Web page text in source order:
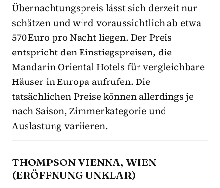
Übernachtungspreis lässt sich derzeit nur
schätzen und wird voraussichtlich ab etwa
570 Euro pro Nacht liegen. Der Preis
entspricht den Einstiegspreisen, die
Mandarin Oriental Hotels für vergleichbare
Häuser in Europa aufrufen. Die
tatsächlichen Preise können allerdings je
nach Saison, Zimmerkategorie und
Auslastung variieren.
THOMPSON VIENNA, WIEN
(ERÖFFNUNG UNKLAR)